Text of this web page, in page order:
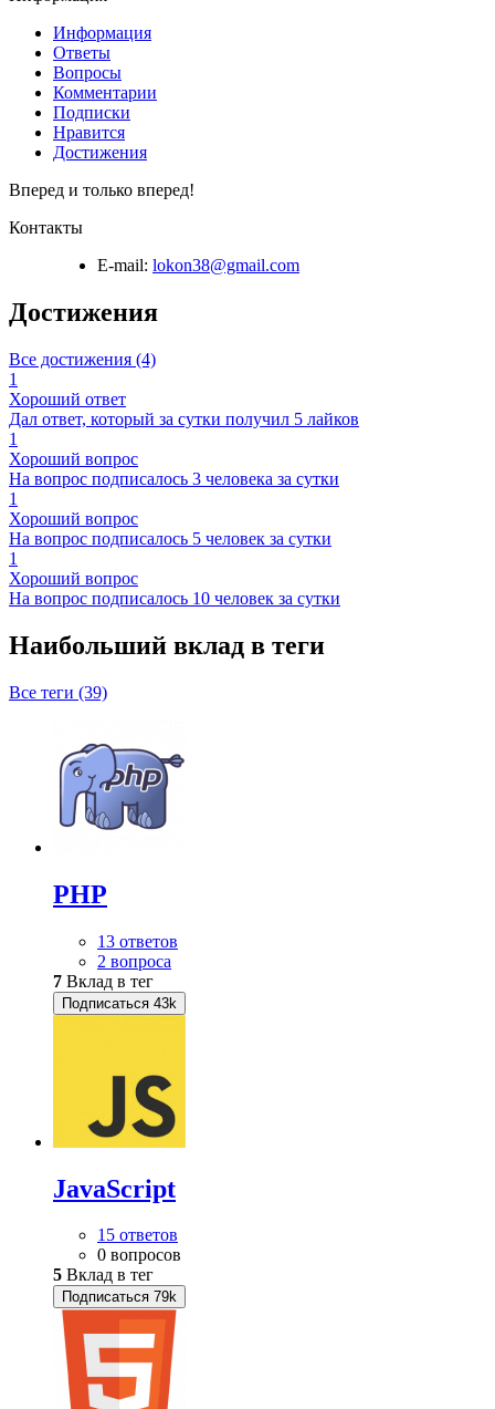
Информация
Ответы
Вопросы
Комментарии
Подписки
Нравится
Достижения
Вперед и только вперед!
Контакты
E-mail: lokon38@gmail.com
Достижения
Все достижения (4)
1
Хороший ответ
Дал ответ, который за сутки получил 5 лайков
1
Хороший вопрос
На вопрос подписалось 3 человека за сутки
1
Хороший вопрос
На вопрос подписалось 5 человек за сутки
1
Хороший вопрос
На вопрос подписалось 10 человек за сутки
Наибольший вклад в теги
Все теги (39)
PHP
13 ответов
2 вопроса
7 Вклад в тег
Подписаться 43k
JavaScript
15 ответов
0 вопросов
5 Вклад в тег
Подписаться 79k